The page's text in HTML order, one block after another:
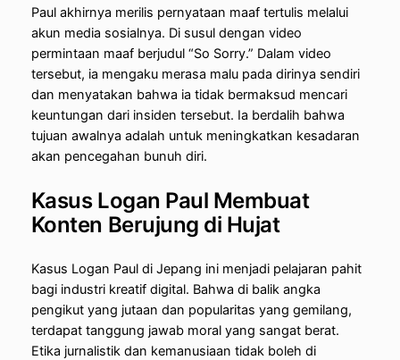
Paul akhirnya merilis pernyataan maaf tertulis melalui
akun media sosialnya. Di susul dengan video
permintaan maaf berjudul “So Sorry.” Dalam video
tersebut, ia mengaku merasa malu pada dirinya sendiri
dan menyatakan bahwa ia tidak bermaksud mencari
keuntungan dari insiden tersebut. Ia berdalih bahwa
tujuan awalnya adalah untuk meningkatkan kesadaran
akan pencegahan bunuh diri.
Kasus Logan Paul Membuat
Konten Berujung di Hujat
Kasus Logan Paul di Jepang ini menjadi pelajaran pahit
bagi industri kreatif digital. Bahwa di balik angka
pengikut yang jutaan dan popularitas yang gemilang,
terdapat tanggung jawab moral yang sangat berat.
Etika jurnalistik dan kemanusiaan tidak boleh di